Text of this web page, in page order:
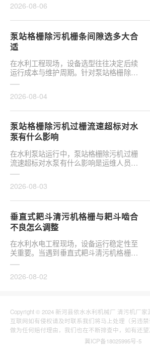
2026-08-06
泵站格栅除污机栅条间隙选多大合
适
在水利工程现场，设备选型往往决定后续
运行成本与维护周期。针对泵站格栅除污
机栅条间隙选多大合适，需结合具体工况
2026-08-04
泵站格栅除污机过栅流速超标对水
泵有什么影响
在水利泵站运行中，泵站格栅除污机过栅
流速超标对水泵有什么影响是运维人员关
注的核心议题。当水流通过格栅的速度超
2026-08-03
垂直式耙斗清污机格栅与耙斗啮合
不良怎么调整
在水利水电工程现场，设备运行稳定性至
关重要。当遇到垂直式耙斗清污机格栅与
耙斗啮合不良怎么调整这类问题时，往往
2026-08-02
Copyright © 2024 新河县依水水利机械厂 清污机厂
互联网如有侵权请及时联系我们将马上处理（另违
做为任何赔付理由，我们也在不断排查中，如有还望
冀ICP备18025995号-5